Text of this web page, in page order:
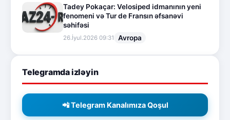
Tadey Pokaçar: Velosiped idmanının yeni
fenomeni və Tur de Fransın əfsanəvi
səhifəsi
26.İyul.2026 09:31 Avropa
Telegramda izləyin
📲 Telegram Kanalımıza Qoşul